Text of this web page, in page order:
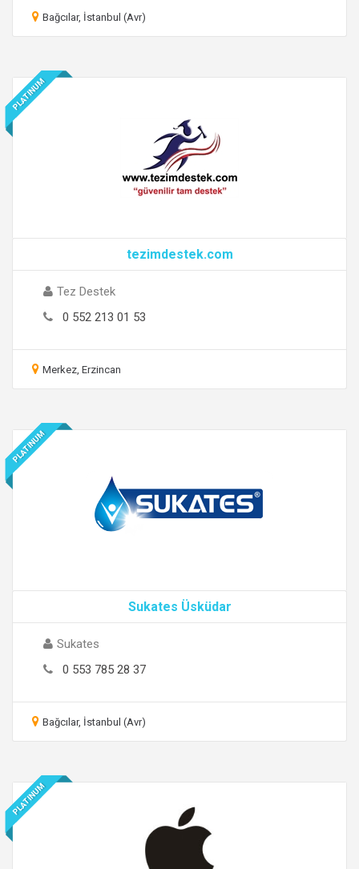
Bağcılar, İstanbul (Avr)
PLATINUM
tezimdestek.com
Tez Destek
0 552 213 01 53
Merkez, Erzincan
PLATINUM
Sukates Üsküdar
Sukates
0 553 785 28 37
Bağcılar, İstanbul (Avr)
PLATINUM